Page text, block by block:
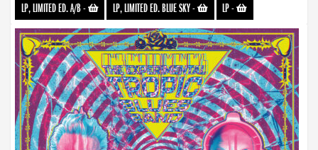
LP, LIMITED ED. A/B- LP, LIMITED ED. BLUE SKY- LP-